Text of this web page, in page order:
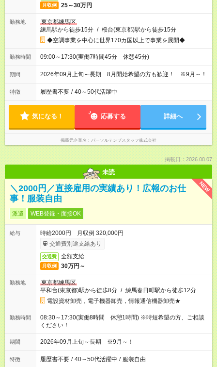
月収例 25～30万円
勤務地
東京都練馬区
練馬駅から徒歩15分 / 桜台(東京都)駅から徒歩15分
◆空調事業を中心に世界170カ国以上で事業を展開◆
勤務時間 09:00～17:30(実働7時間45分 休憩45分)
期間 2026年09月上旬～長期 8月開始希望の方も歓迎！ ※9月～！
特徴 履歴書不要 / 40～50代活躍中
気になる！ 応募する 詳細へ
掲載元企業名 パーソルテンプスタッフ株式会社
掲載日：2026.08.07
未読
NEW
＼2000円／直接雇用の実績あり！広報のお仕
事！服装自由
派遣 WEB登録・面接OK
給与
時給2000円 月収例 320,000円
交通費別途支給あり
交通費 全額支給
月収例 30万円～
勤務地
東京都練馬区
平和台(東京都)駅から徒歩8分 / 練馬春日町駅から徒歩12分
電設資材卸売，電子機器卸売，情報通信機器卸売★
勤務時間
08:30～17:30(実働8時間 休憩1時間) ※時短希望の方、ご相談
ください！
期間 2026年09月上旬～長期 ※9月～！
特徴 履歴書不要 / 40～50代活躍中 / 服装自由